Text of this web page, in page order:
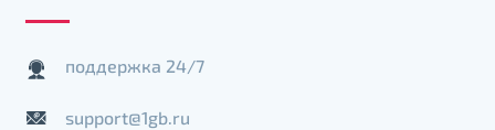
поддержка 24/7
support@1gb.ru